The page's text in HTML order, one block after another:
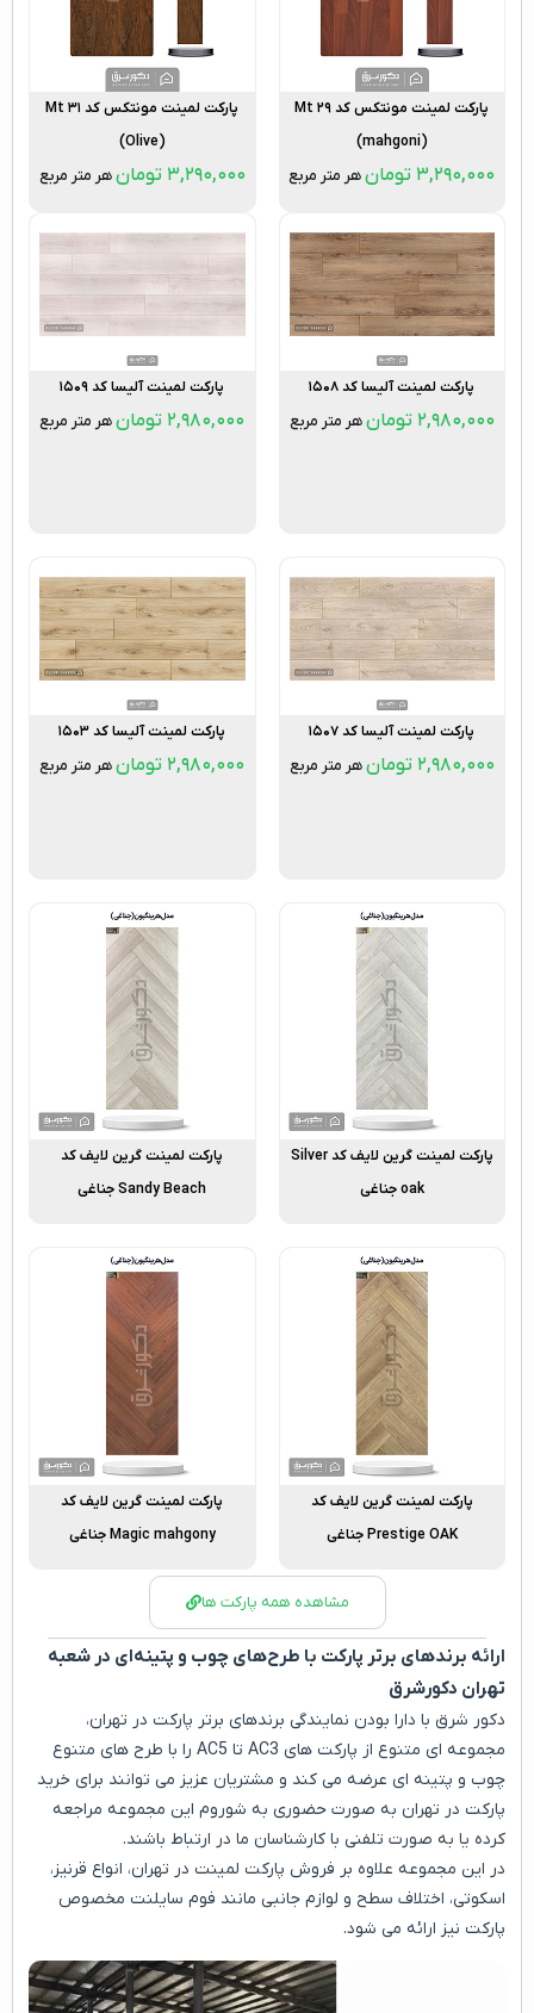
پارکت لمینت مونتکس کد Mt ۲۹
(mahgoni)
۳,۲۹۰,۰۰۰ تومانهر متر مربع
پارکت لمینت مونتکس کد Mt ۳۱
(Olive)
۳,۲۹۰,۰۰۰ تومانهر متر مربع
پارکت لمینت آلیسا کد ۱۵۰۸
۲,۹۸۰,۰۰۰ تومانهر متر مربع
پارکت لمینت آلیسا کد ۱۵۰۹
۲,۹۸۰,۰۰۰ تومانهر متر مربع
پارکت لمینت آلیسا کد ۱۵۰۷
۲,۹۸۰,۰۰۰ تومانهر متر مربع
پارکت لمینت آلیسا کد ۱۵۰۳
۲,۹۸۰,۰۰۰ تومانهر متر مربع
پارکت لمینت گرین لایف کد Silver
oak جناغی
پارکت لمینت گرین لایف کد
Sandy Beach جناغی
پارکت لمینت گرین لایف کد
Prestige OAK جناغی
پارکت لمینت گرین لایف کد
Magic mahgony جناغی
مشاهده همه پارکت ها
ارائه برندهای برتر پارکت با طرح‌های چوب و پتینه‌ای در شعبه
تهران دکورشرق
دکور شرق با دارا بودن نمایندگی برندهای برتر پارکت در تهران،
مجموعه ای متنوع از پارکت های AC3 تا AC5 را با طرح های متنوع
چوب و پتینه ای عرضه می کند و مشتریان عزیز می توانند برای خرید
پارکت در تهران به صورت حضوری به شوروم این مجموعه مراجعه
کرده یا به صورت تلفنی با کارشناسان ما در ارتباط باشند.
در این مجموعه علاوه بر فروش پارکت لمینت در تهران، انواع قرنیز،
اسکوتی، اختلاف سطح و لوازم جانبی مانند فوم سایلنت مخصوص
پارکت نیز ارائه می شود.